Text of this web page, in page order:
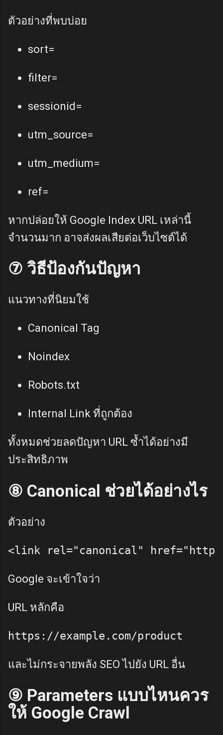
ตัวอย่างที่พบบ่อย
sort=
filter=
sessionid=
utm_source=
utm_medium=
ref=
หากปล่อยให้ Google Index URL เหล่านี้
จำนวนมาก อาจส่งผลเสียต่อเว็บไซต์ได้
⑦ วิธีป้องกันปัญหา
แนวทางที่นิยมใช้
Canonical Tag
Noindex
Robots.txt
Internal Link ที่ถูกต้อง
ทั้งหมดช่วยลดปัญหา URL ซ้ำได้อย่างมี
ประสิทธิภาพ
⑧ Canonical ช่วยได้อย่างไร
ตัวอย่าง
Google จะเข้าใจว่า
URL หลักคือ
และไม่กระจายพลัง SEO ไปยัง URL อื่น
⑨ Parameters แบบไหนควร
ให้ Google Crawl